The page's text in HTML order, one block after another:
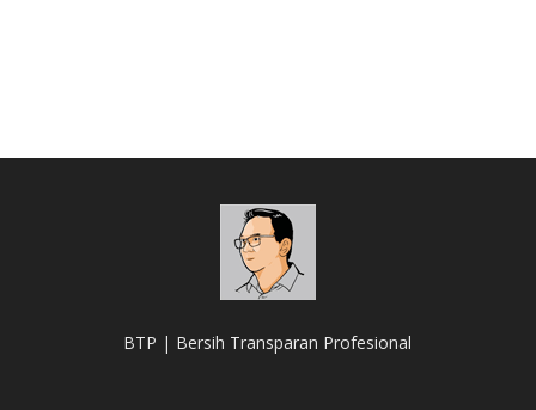
BTP | Bersih Transparan Profesional